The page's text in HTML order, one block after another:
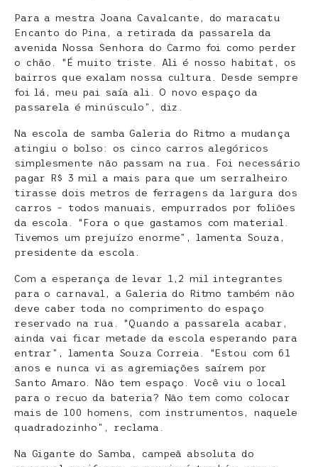
Para a mestra Joana Cavalcante, do maracatu
Encanto do Pina, a retirada da passarela da
avenida Nossa Senhora do Carmo foi como perder
o chão. “É muito triste. Ali é nosso habitat, os
bairros que exalam nossa cultura. Desde sempre
foi lá, meu pai saía ali. O novo espaço da
passarela é minúsculo”, diz.
Na escola de samba Galeria do Ritmo a mudança
atingiu o bolso: os cinco carros alegóricos
simplesmente não passam na rua. Foi necessário
pagar R$ 3 mil a mais para que um serralheiro
tirasse dois metros de ferragens da largura dos
carros – todos manuais, empurrados por foliões
da escola. “Fora o que gastamos com material.
Tivemos um prejuízo enorme”, lamenta Souza,
presidente da escola.
Com a esperança de levar 1,2 mil integrantes
para o carnaval, a Galeria do Ritmo também não
deve caber toda no comprimento do espaço
reservado na rua. “Quando a passarela acabar,
ainda vai ficar metade da escola esperando para
entrar”, lamenta Souza Correia. “Estou com 61
anos e nunca vi as agremiações saírem por
Santo Amaro. Não tem espaço. Você viu o local
para o recuo da bateria? Não tem como colocar
mais de 100 homens, com instrumentos, naquele
quadradozinho”, reclama.
Na Gigante do Samba, campeã absoluta do